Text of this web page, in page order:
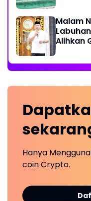
Malam
Alihkan
Hanya
coin Crypto.